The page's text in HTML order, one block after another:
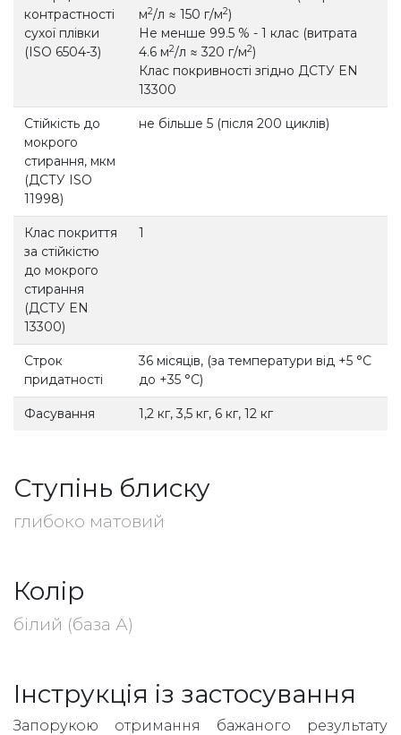
контрастності
сухої плівки
(ISO 6504-3)
м2/л ≈ 150 г/м2)
Не менше 99.5 % - 1 клас (витрата
4.6 м2/л ≈ 320 г/м2)
Клас покривності згідно ДСТУ EN
13300
Стійкість до
мокрого
стирання, мкм
(ДСТУ ISO
11998)
не більше 5 (після 200 циклів)
Клас покриття
за стійкістю
до мокрого
стирання
(ДСТУ EN
13300)
1
Строк
придатності
36 місяців, (за температури від +5 °С
до +35 °С)
Фасування 1,2 кг, 3,5 кг, 6 кг, 12 кг
Ступінь блиску
глибоко матовий
Колір
білий (база А)
Інструкція із застосування
Запорукою отримання бажаного результату